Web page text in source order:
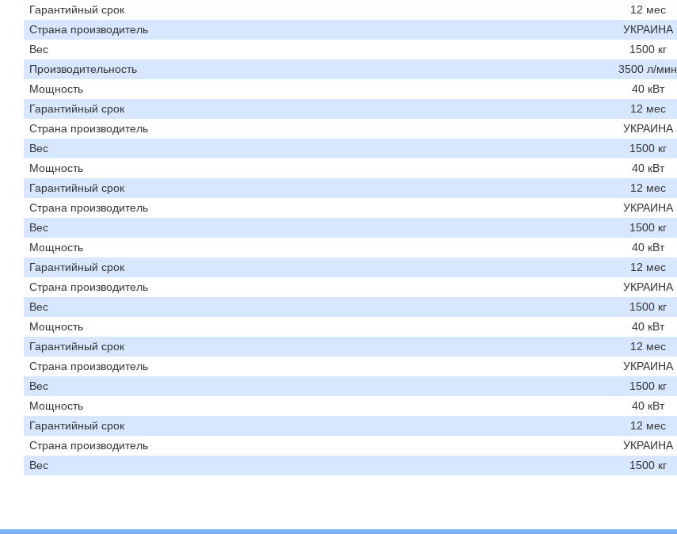
Гарантийный срок
12 мес
Страна производитель
УКРАИНА
Вес
1500 кг
Производительность
3500 л/мин
Мощность
40 кВт
Гарантийный срок
12 мес
Страна производитель
УКРАИНА
Вес
1500 кг
Мощность
40 кВт
Гарантийный срок
12 мес
Страна производитель
УКРАИНА
Вес
1500 кг
Мощность
40 кВт
Гарантийный срок
12 мес
Страна производитель
УКРАИНА
Вес
1500 кг
Мощность
40 кВт
Гарантийный срок
12 мес
Страна производитель
УКРАИНА
Вес
1500 кг
Мощность
40 кВт
Гарантийный срок
12 мес
Страна производитель
УКРАИНА
Вес
1500 кг